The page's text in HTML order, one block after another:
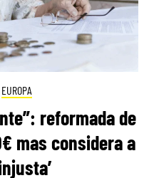
EUROPA
reformada de
mas considera a